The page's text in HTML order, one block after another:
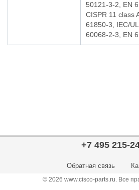
50121-3-2, EN
CISPR 11 class
61850-3, IEC/
60068-2-3, EN
+7 495 215-
Обратная связь
© 2026 www.cisco-parts.ru. Все